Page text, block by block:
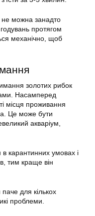
не можна занадто
протягом
механічно, щоб
золотих рибок
Насамперед
місця проживання
Це може бути
акваріум,
карантинних умовах і
тим краще він
для кількох
проблеми.